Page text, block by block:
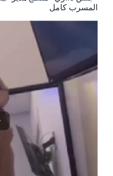
المسرب كامل